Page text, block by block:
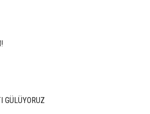
GÜLÜYORUZ